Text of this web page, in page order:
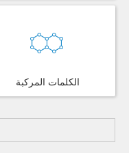
الكلمات المركبة